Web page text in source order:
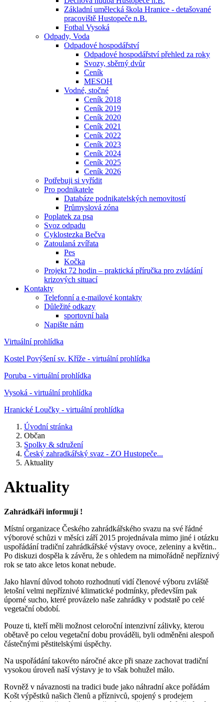
Základní umělecká škola Hranice - detašované
pracoviště Hustopeče n.B.
Fotbal Vysoká
Odpady, Voda
Odpadové hospodářství
Odpadové hospodářství přehled za roky
Svozy, sběrný dvůr
Ceník
MESOH
Vodné, stočné
Ceník 2018
Ceník 2019
Ceník 2020
Ceník 2021
Ceník 2022
Ceník 2023
Ceník 2024
Ceník 2025
Ceník 2026
Potřebuji si vyřídit
Pro podnikatele
Databáze podnikatelských nemovitostí
Průmyslová zóna
Poplatek za psa
Svoz odpadu
Cyklostezka Bečva
Zatoulaná zvířata
Pes
Kočka
Projekt 72 hodin – praktická příručka pro zvládání
krizových situací
Kontakty
Telefonní a e-mailové kontakty
Důležité odkazy
sportovní hala
Napište nám
Virtuální prohlídka
Kostel Povýšení sv. Kříže - virtuální prohlídka
Poruba - virtuální prohlídka
Vysoká - virtuální prohlídka
Hranické Loučky - virtuální prohlídka
Úvodní stránka
Občan
Spolky & sdružení
Český zahradkářský svaz - ZO Hustopeče...
Aktuality
Aktuality
Zahrádkáři informují !
Místní organizace Českého zahrádkářského svazu na své řádné
výborové schůzi v měsíci září 2015 projednávala mimo jiné i otázku
uspořádání tradiční zahrádkářské výstavy ovoce, zeleniny a květin..
Po diskuzi dospěla k závěru, že s ohledem na mimořádně nepříznivý
rok se tato akce letos konat nebude.
Jako hlavní důvod tohoto rozhodnutí vidí členové výboru zvláště
letošní velmi nepříznivé klimatické podmínky, především pak
úporné sucho, které provázelo naše zahrádky v podstatě po celé
vegetační období.
Pouze ti, kteří měli možnost celoroční intenzivní zálivky, kterou
obětavě po celou vegetační dobu prováděli, byli odměněni alespoň
částečnými pěstitelskými úspěchy.
Na uspořádání takovéto náročné akce při snaze zachovat tradiční
vysokou úroveň naší výstavy je to však bohužel málo.
Rovněž v návaznosti na tradici bude jako náhradní akce pořádám
Košt výpěstků našich členů a příznivců, spojený s prodejem